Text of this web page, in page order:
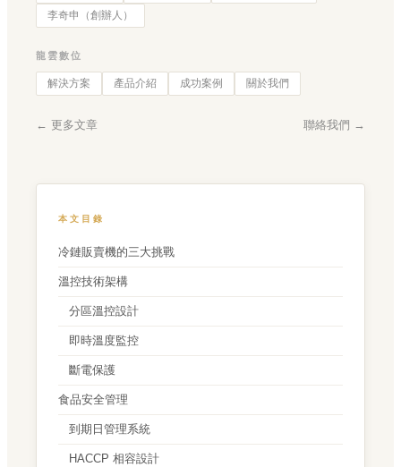
李奇申（創辦人）
龍雲數位
解決方案 產品介紹 成功案例 關於我們
← 更多文章 聯絡我們 →
本文目錄
冷鏈販賣機的三大挑戰
溫控技術架構
分區溫控設計
即時溫度監控
斷電保護
食品安全管理
到期日管理系統
HACCP 相容設計